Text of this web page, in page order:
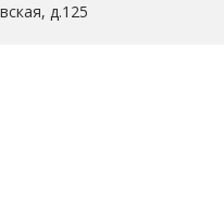
д.125